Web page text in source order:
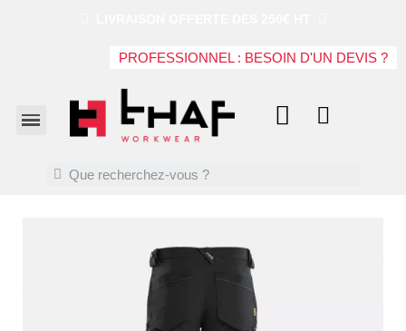
PROFESSIONNEL : BESOIN D'UN DEVIS ?